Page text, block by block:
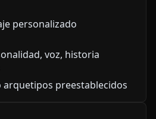
personalizado
voz, historia
arquetipos preestablecidos